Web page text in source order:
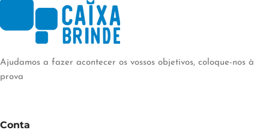
Ajudamos a fazer acontecer os vossos objetivos, coloque-nos à
prova
Conta